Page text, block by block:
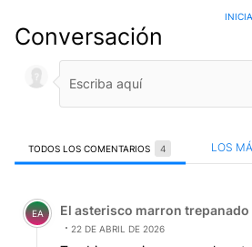
Conversación
TODOS LOS COMENTARIOS 4 LOS
Comentario de El asterisco
EA El asterisco marron trepanado
22 DE ABRIL DE 2026